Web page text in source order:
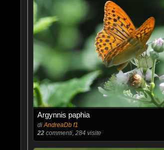
Argynnis paphia
diAndreaDb f1
22commenti, 284 visite